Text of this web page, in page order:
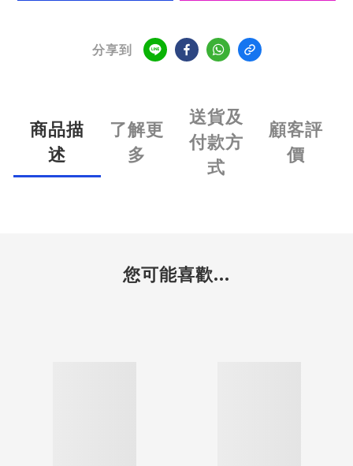
分享到
商品描
述
了解更
多
送貨及
付款方
式
顧客評
價
您可能喜歡...